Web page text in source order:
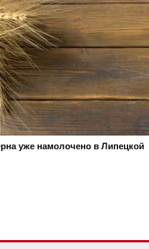
уже намолочено в Липецкой